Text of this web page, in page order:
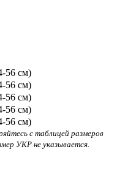
56 см)
56 см)
56 см)
56 см)
56 см)
с таблицей размеров
УКР не указывается.